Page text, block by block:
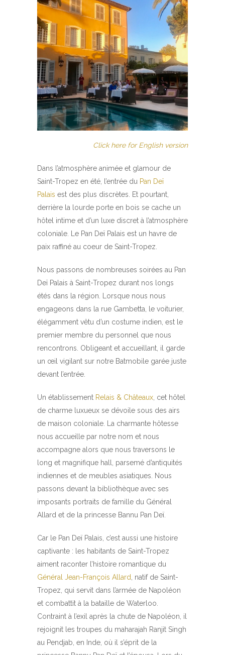
Click here for English version
Dans l’atmosphère animée et glamour de
Saint-Tropez en été, l’entrée du Pan Deï
Palais est des plus discrètes. Et pourtant,
derrière la lourde porte en bois se cache un
hôtel intime et d’un luxe discret à l’atmosphère
coloniale. Le Pan Deï Palais est un havre de
paix raffiné au coeur de Saint-Tropez.
Nous passons de nombreuses soirées au Pan
Deï Palais à Saint-Tropez durant nos longs
étés dans la région. Lorsque nous nous
engageons dans la rue Gambetta, le voiturier,
élégamment vêtu d’un costume indien, est le
premier membre du personnel que nous
rencontrons. Obligeant et accueillant, il garde
un œil vigilant sur notre Batmobile garée juste
devant l’entrée.
Un établissement Relais & Châteaux , cet hôtel
de charme luxueux se dévoile sous des airs
de maison coloniale. La charmante hôtesse
nous accueille par notre nom et nous
accompagne alors que nous traversons le
long et magnifique hall, parsemé d’antiquités
indiennes et de meubles asiatiques. Nous
passons devant la bibliothèque avec ses
imposants portraits de famille du Général
Allard et de la princesse Bannu Pan Deï.
Car le Pan Deï Palais, c’est aussi une histoire
captivante : les habitants de Saint-Tropez
aiment raconter l’histoire romantique du
Général Jean-François Allard
, natif de Saint-
Tropez, qui servit dans l’armée de Napoléon
et combattit à la bataille de Waterloo.
Contraint à l’exil après la chute de Napoléon, il
rejoignit les troupes du maharajah Ranjit Singh
au Pendjab, en Inde, où il s’éprit de la